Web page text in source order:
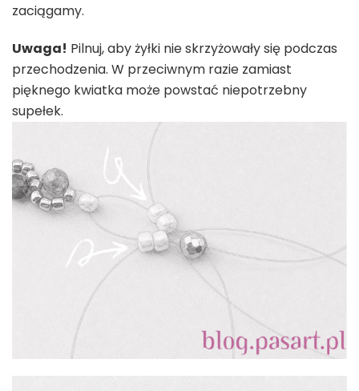
zaciągamy.
Uwaga! Pilnuj, aby żyłki nie skrzyżowały się podczas
przechodzenia. W przeciwnym razie zamiast
pięknego kwiatka może powstać niepotrzebny
supełek.